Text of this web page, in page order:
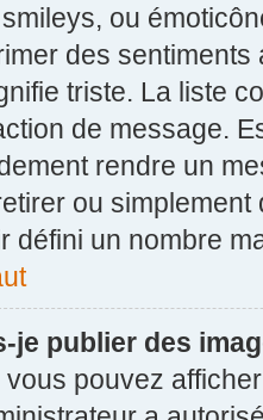
ou
des
triste. La liste
de message.
rendre un
ou simplement
défini un nombre
je publier des
vous pouvez